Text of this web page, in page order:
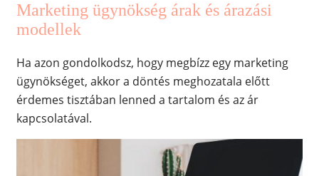
Marketing ügynökség árak és árazási
modellek
Ha azon gondolkodsz, hogy megbízz egy marketing
ügynökséget, akkor a döntés meghozatala előtt
érdemes tisztában lenned a tartalom és az ár
kapcsolatával.